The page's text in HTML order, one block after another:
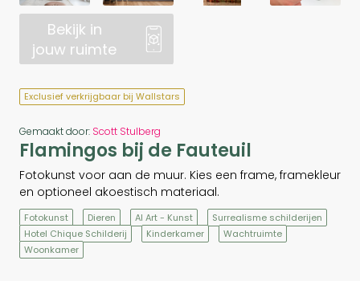
Bekijk in
jouw ruimte
Exclusief verkrijgbaar bij Wallstars
Gemaakt door: Scott Stulberg
Flamingos bij de Fauteuil
Fotokunst voor aan de muur. Kies een frame, framekleur
en optioneel akoestisch materiaal.
Fotokunst Dieren AI Art - Kunst
Surrealisme schilderijen
Hotel Chique Schilderij
Kinderkamer
Wachtruimte
Woonkamer